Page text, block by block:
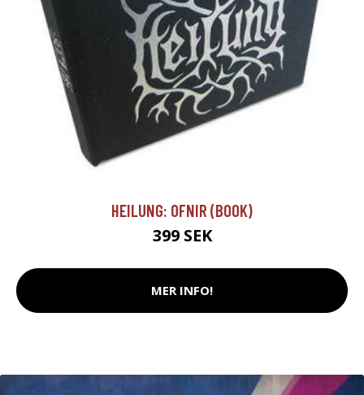
HEILUNG: OFNIR (BOOK)
399 SEK
MER INFO!